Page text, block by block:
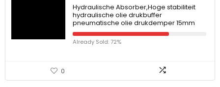
Hydraulische Absorber,Hoge stabiliteit
hydraulische olie drukbuffer
pneumatische olie drukdemper 15mm
Already Sold: 72%
0